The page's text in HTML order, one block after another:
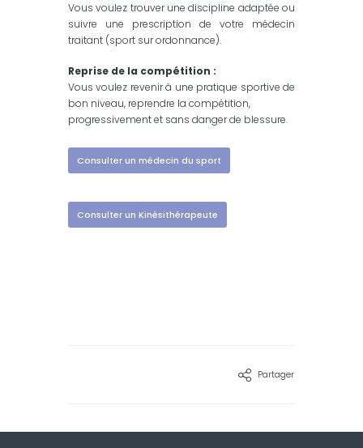
Vous voulez trouver une discipline adaptée ou
suivre une prescription de votre médecin
traitant (sport sur ordonnance).
Reprise de la compétition :
Vous voulez revenir à une pratique sportive de
bon niveau, reprendre la compétition,
progressivement et sans danger de blessure.
Consulter un médecin du sport
Consulter un Kinésithérapeute
Partager